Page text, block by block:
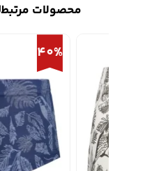
محصولات مرتبط
40%